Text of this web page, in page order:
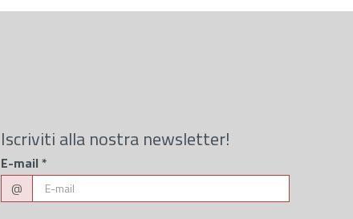
Iscriviti alla nostra newsletter!
E-mail*
@